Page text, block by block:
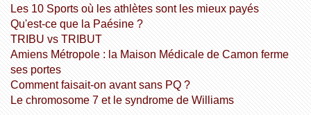
Les 10 Sports où les athlètes sont les mieux payés
Qu'est-ce que la Paésine ?
TRIBU vs TRIBUT
Amiens Métropole : la Maison Médicale de Camon ferme
ses portes
Comment faisait-on avant sans PQ ?
Le chromosome 7 et le syndrome de Williams